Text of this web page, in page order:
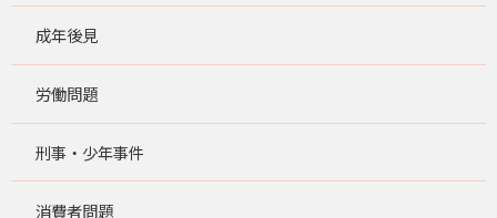
成年後見
労働問題
刑事・少年事件
消費者問題